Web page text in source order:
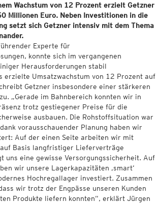
Wachstum von 12 Prozent erzielt Getzner
Millionen Euro. Neben Investitionen in die
setzt sich Getzner intensiv mit dem Thema
Experte für
konnte sich im vergangenen
Herausforderungen stabil
erzielte Umsatzwachstum von 12 Prozent auf
Getzner insbesondere einer stärkeren
„Gerade im Bahnbereich konnten wir in
trotz gestiegener Preise für die
ausbauen. Die Rohstoffsituation war
vorausschauender Planung haben wir
Auf der einen Seite arbeiten wir mit
Basis langfristiger Lieferverträge
uns eine gewisse Versorgungssicherheit. Auf
wir unsere Lagerkapazitäten ‚smart‘
Hochregallager investiert. Zusammen
wir trotz der Engpässe unseren Kunden
Produkte liefern konnten“, erklärt Jürgen